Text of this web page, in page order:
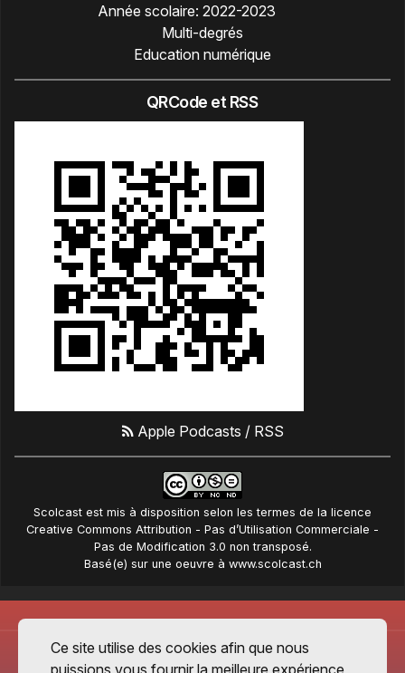
Année scolaire: 2022-2023
Multi-degrés
Education numérique
QRCode et RSS
Apple Podcasts / RSS
Scolcast est mis à disposition selon les termes de la licence
Creative Commons Attribution - Pas d’Utilisation Commerciale -
Pas de Modification 3.0 non transposé.
Basé(e) sur une oeuvre à www.scolcast.ch
Ce site utilise des cookies afin que nous